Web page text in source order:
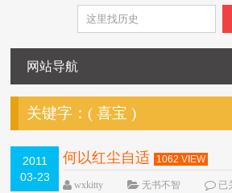
网站导航
关键字：(喜宝 )
2011
03-23
何以红尘自适 1062 VIEW
wxkitty 无书不智 已